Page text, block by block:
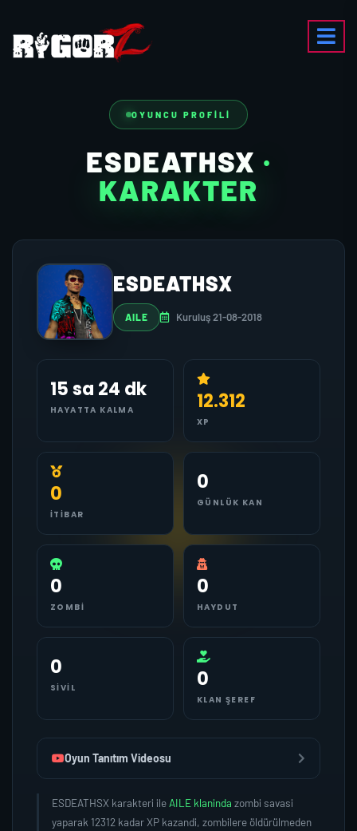
OYUNCU PROFILI
ESDEATHSX ·
KARAKTER
ESDEATHSX
AILE Kuruluş 21-08-2018
15 sa 24 dk
HAYATTA KALMA 12.312
XP
0
İTIBAR
0
GÜNLÜK KAN
0
ZOMBI
0
HAYDUT
0
SIVIL 0
KLAN ŞEREF
Oyun Tanıtım Videosu
ESDEATHSX karakteri ileAILE klaninda zombi savasi
yaparak 12312 kadar XP kazandi, zombilere öldürülmeden